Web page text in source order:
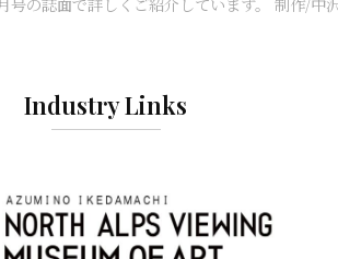
Industry Links